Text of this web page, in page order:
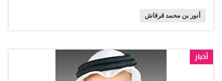
تكريس واقع جديد وُلد من هزيمة عسكرية واضحة، لكن
محاولات التحكم بمضيق هرمز أو التعدي على سيادة الإمارات
أنور بن محمد قرقاش
أخبار